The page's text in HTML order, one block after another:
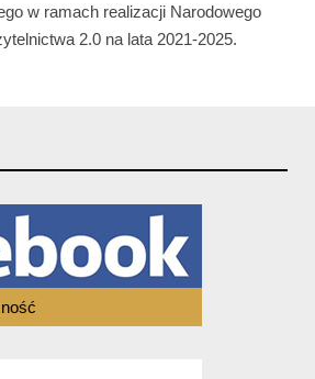
w ramach realizacji Narodowego
2.0 na lata 2021-2025.